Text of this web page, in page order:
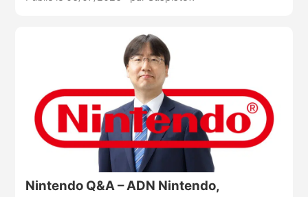
Nintendo Q&A – ADN Nintendo,